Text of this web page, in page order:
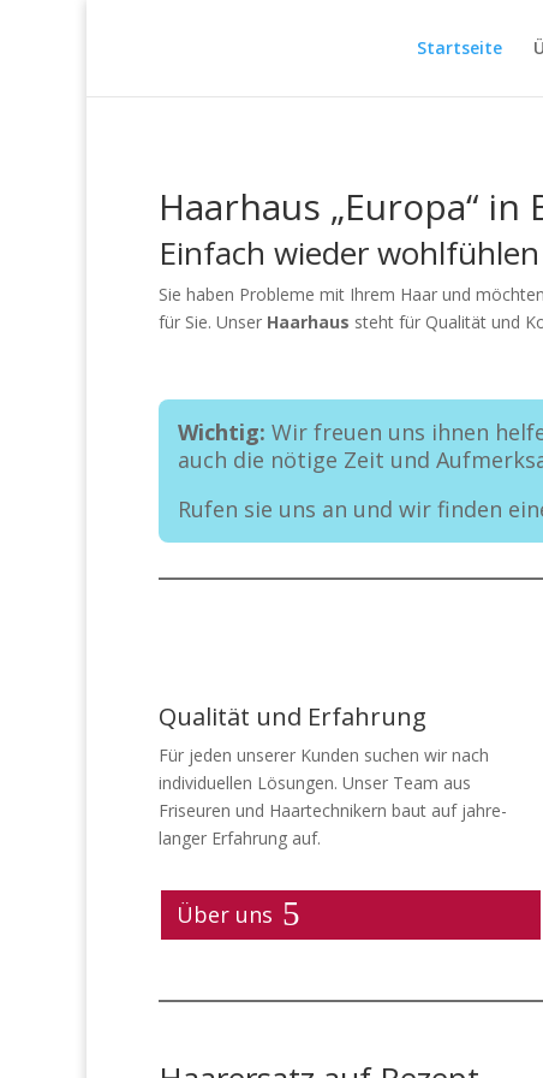
Startseite
Haarhaus „Europa“ in
Einfach wieder wohlfühlen
Sie haben Probleme mit Ihrem Haar und
für Sie. Unser Haarhaus steht für Qualität und
Wichtig: Wir freuen uns ihnen
auch die nötige Zeit und
Rufen sie uns an und wir finden
Qualität und Erfahrung
Für jeden unserer Kunden suchen wir nach
individuellen Lösungen. Unser Team aus
Friseuren und Haartechnikern baut auf jahre-
langer Erfahrung auf.
Über uns